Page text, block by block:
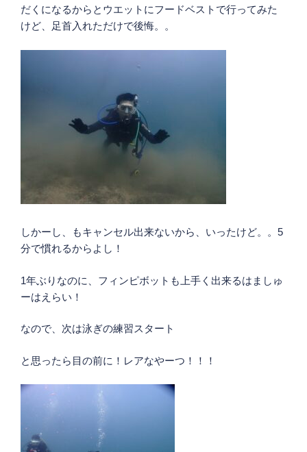
だくになるからとウエットにフードベストで行ってみた
けど、足首入れただけで後悔。。
しかーし、もキャンセル出来ないから、いったけど。。5
分で慣れるからよし！
1年ぶりなのに、フィンピボットも上手く出来るはましゅ
ーはえらい！
なので、次は泳ぎの練習スタート
と思ったら目の前に！レアなやーつ！！！